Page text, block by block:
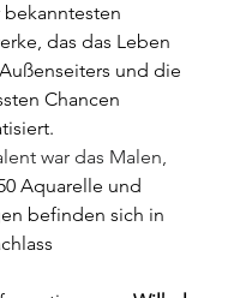
bekanntesten
das das Leben
und die
Chancen
war das Malen,
Aquarelle und
befinden sich in